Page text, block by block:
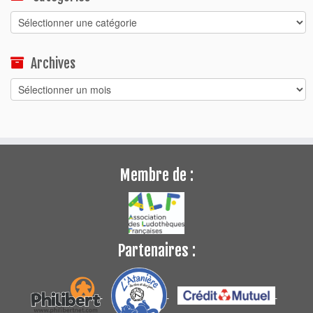
Catégories
Archives
Archives
Membre de :
Partenaires :